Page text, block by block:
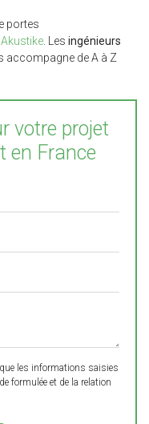
portes
. Les ingénieurs
accompagne de A à Z
votre projet
en France
les informations saisies
formulée et de la relation